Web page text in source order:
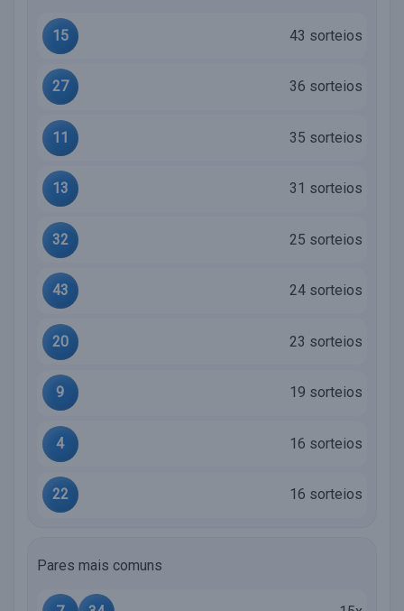
15 43 sorteios
27 36 sorteios
11 35 sorteios
13 31 sorteios
32 25 sorteios
43 24 sorteios
20 23 sorteios
9 19 sorteios
4 16 sorteios
22 16 sorteios
Pares mais comuns